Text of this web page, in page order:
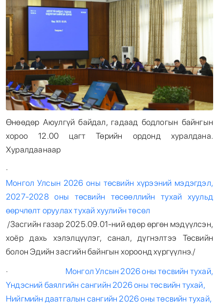
Өнөөдөр Аюулгүй байдал, гадаад бодлогын байнгын
хороо 12.00 цагт Төрийн ордонд хуралдана.
Хуралдаанаар
·
Монгол Улсын 2026 оны төсвийн хүрээний мэдэгдэл,
2027-2028 оны төсвийн төсөөллийн тухай хуульд
өөрчлөлт оруулах тухай хуулийн төсөл
/Засгийн газар 2025.09.01-ний өдөр өргөн мэдүүлсэн,
хоёр дахь хэлэлцүүлэг, санал, дүгнэлтээ Төсвийн
болон Эдийн засгийн байнгын хороонд хүргүүлнэ./
· Монгол Улсын 2026 оны төсвийн тухай,
Үндэсний баялгийн сангийн 2026 оны төсвийн тухай,
Нийгмийн даатгалын сангийн 2026 оны төсвийн тухай,